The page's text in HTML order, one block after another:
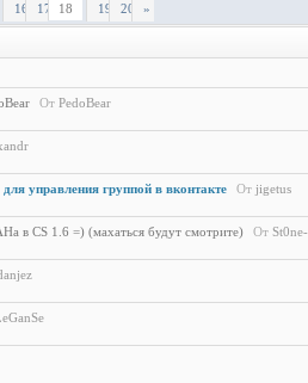
16 17 18 19 20 »
От PedoBear
управления группой в вконтакте От jigetus
в CS 1.6 =) (махаться будут смотрите) От St0ne-